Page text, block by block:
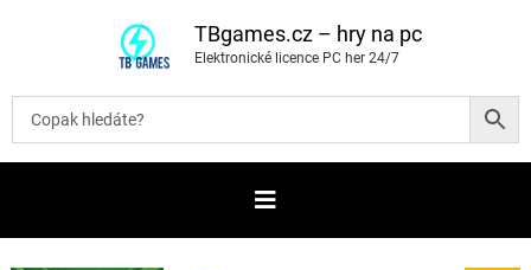
t
b
TBgames.cz – hry na pc
Elektronické licence PC her 24/7